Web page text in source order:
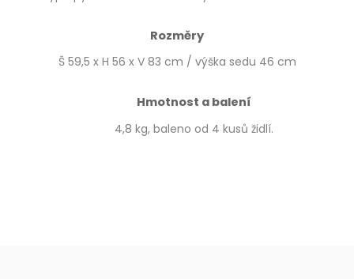
Rozměry
Š 59,5 x H 56 x V 83 cm / výška sedu 46 cm
Hmotnost a balení
4,8 kg, baleno od 4 kusů židlí.